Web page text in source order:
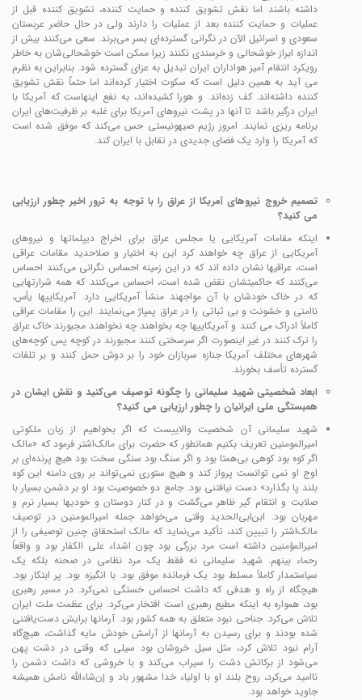
داشته باشند اما نقش تشویق کننده و حمایت کننده، تشویق کننده قبل از
عملیات و حمایت کننده بعد از عملیات را دارند ولی در حال حاضر عربستان
سعودی و اسرائیل الآن در نگرانی گسترده‌ای بسر می‌برند. سعی می‌کنند بیش از
اندازه ابراز خوشحالی و خرسندی نکنند زیرا ممکن است خوشحالی‌شان به خاطر
رویکرد انتقام آمیز هواداران ایران تبدیل به عزای گسترده شود. بنابراین به نظرم
می آید به همین دلیل است که سکوت اختیار کرده‌اند اما حتماً نقش تشویق
کننده داشته‌اند. کف زده‌اند. و هورا کشیده‌اند، به نفع اینهاست که آمریکا با
ایران درگیر باشد تا آنها در پشت نیروهای آمریکا برای غلبه بر ظرفیت‌های ایران
برنامه ریزی نمایند. امروز رژیم صیهونیستی حس می‌کند که موفق شده است
که آمریکا را وارد یک فضای جدیدی در تقابل با ایران کند.
تصمیم خروج نیروهای آمریکا از عراق را با توجه به ترور اخیر چطور ارزیابی
می کنید؟
اینکه مقامات آمریکایی یا مجلس عراق برای اخراج دیپلماتها و نیروهای
آمریکایی از عراق چه خواهند کرد این به اختیار و صلاحدید مقامات عراقی
است، عراقیها نشان داده اند که در این زمینه احساس نگرانی می‌کنند احساس
می‌کنند که حاکمیتشان نقض شده است، احساس می‌کنند که همه شرارتهایی
که در خاک خودشان با آن مواجهند منشأ آمریکایی دارد. آمریکاییها یأس،
ناامنی و خشونت و بی ثباتی را در عراق پمپاژ می‌نمایند. این را مقامات عراقی
کاملاً ادراک می کنند و آمریکاییها چه بخواهند چه نخواهند مجبورند خاک عراق
را ترک کنند در غیر اینصورت اگر سرسختی کنند مجبورند در کوچه پس کوچه‌های
شهرهای مختلف آمریکا جنازه سربازان خود را بر دوش حمل کنند و بر تلفات
گسترده تأسف بخورند.
ابعاد شخصیتی شهید سلیمانی را چگونه توصیف می‌کنید و نقش ایشان در
همبستگی ملی ایرانیان را چطور ارزیابی می کنید؟
شهید سلیمانی آن شخصیت والاییست که اگر بخواهیم از زبان ملکوتی
امیرالمومنین تعریف بکنیم همانطور که حضرت برای مالک‌اشتر فرمود که «مالک
اگر کوه بود کوهی بی‌همتا بود و اگر سنگ بود سنگی سخت بود هیچ پرنده‌ای بر
اوج او نمی توانست پرواز کند و هیچ ستوری نمی‌تواند بر روی دامنه این کوه
بلند پا بگذارد» دست نیافتنی بود. جامع دو خصوصیت بود او بر دشمن بسیار با
صلابت و انتقام گیر ظاهر می‌گشت و در کنار دوستان و خودیها بسیار نرم و
مهربان بود. ابن‌ابی‌الحدید وقتی می‌خواهد جمله امیرالمومنین در توصیف
مالک‌اشتر را تبیین ‌کند، تأکید می‌نماید که مالک استحقاق چنین توصیفی را از
امیرالمؤمنین داشته است مرد بزرگی بود چون اشداء علی الکفار بود و واقعاً
رحماء بینهم. شهید سلیمانی نه فقط یک مرد نظامی در صحنه بلکه یک
سیاستمدار کاملاً مسلط بود یک فرمانده موفق بود. با انگیزه بود. پر ابتکار بود.
هیچگاه از راه و هدفی که داشت احساس خستگی نمی‌کرد. در مسیر رهبری
بود، همواره به اینکه مطیع رهبری است افتخار می‌کرد. برای عظمت ملت ایران
تلاش می‌کرد. جناحی نبود متعلق به همه کشور بود. آرمانها برایش دست‌یافتنی
شده بودند و برای رسیدن به آرمانها از آرامش خودش مایه گذاشت، هیچ‌گاه
آرام نبود تلاش کرد، مثل سیل خروشان بود سیلی که وقتی در دشت پهن
می‌شود از برکاتش دشت را سیراب می‌کند و با خروشی که داشت دشمن را
ناامید می‌کرد، روح بلند او با اولیاء خدا مشهور باد و إن‌شاءالله نامش همیشه
جاوید خواهد بود.